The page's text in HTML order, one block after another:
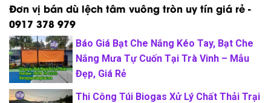
Đơn vị bán dù lệch tâm vuông tròn uy tín giá rẻ -
0917 378 979
Báo Giá Bạt Che Nắng Kéo Tay, Bạt Che
Nắng Mưa Tự Cuốn Tại Trà Vinh – Mẫu
Đẹp, Giá Rẻ
Thi Công Túi Biogas Xử Lý Chất Thải Trại